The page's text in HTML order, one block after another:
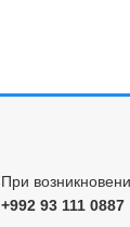
При
+992 93 111 0887